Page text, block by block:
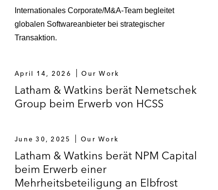
Internationales Corporate/M&A-Team begleitet
globalen Softwareanbieter bei strategischer
Transaktion.
April 14, 2026 Our Work
Latham & Watkins berät Nemetschek
Group beim Erwerb von HCSS
June 30, 2025 Our Work
Latham & Watkins berät NPM Capital
beim Erwerb einer
Mehrheitsbeteiligung an Elbfrost